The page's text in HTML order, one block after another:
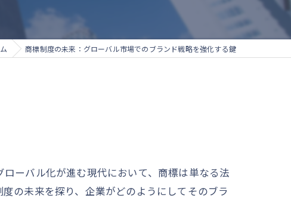
商標制度の未来：グローバル市場でのブランド戦略を強化する鍵
ーバル化が進む現代において、商標は単なる法
の未来を探り、企業がどのようにしてそのブラ